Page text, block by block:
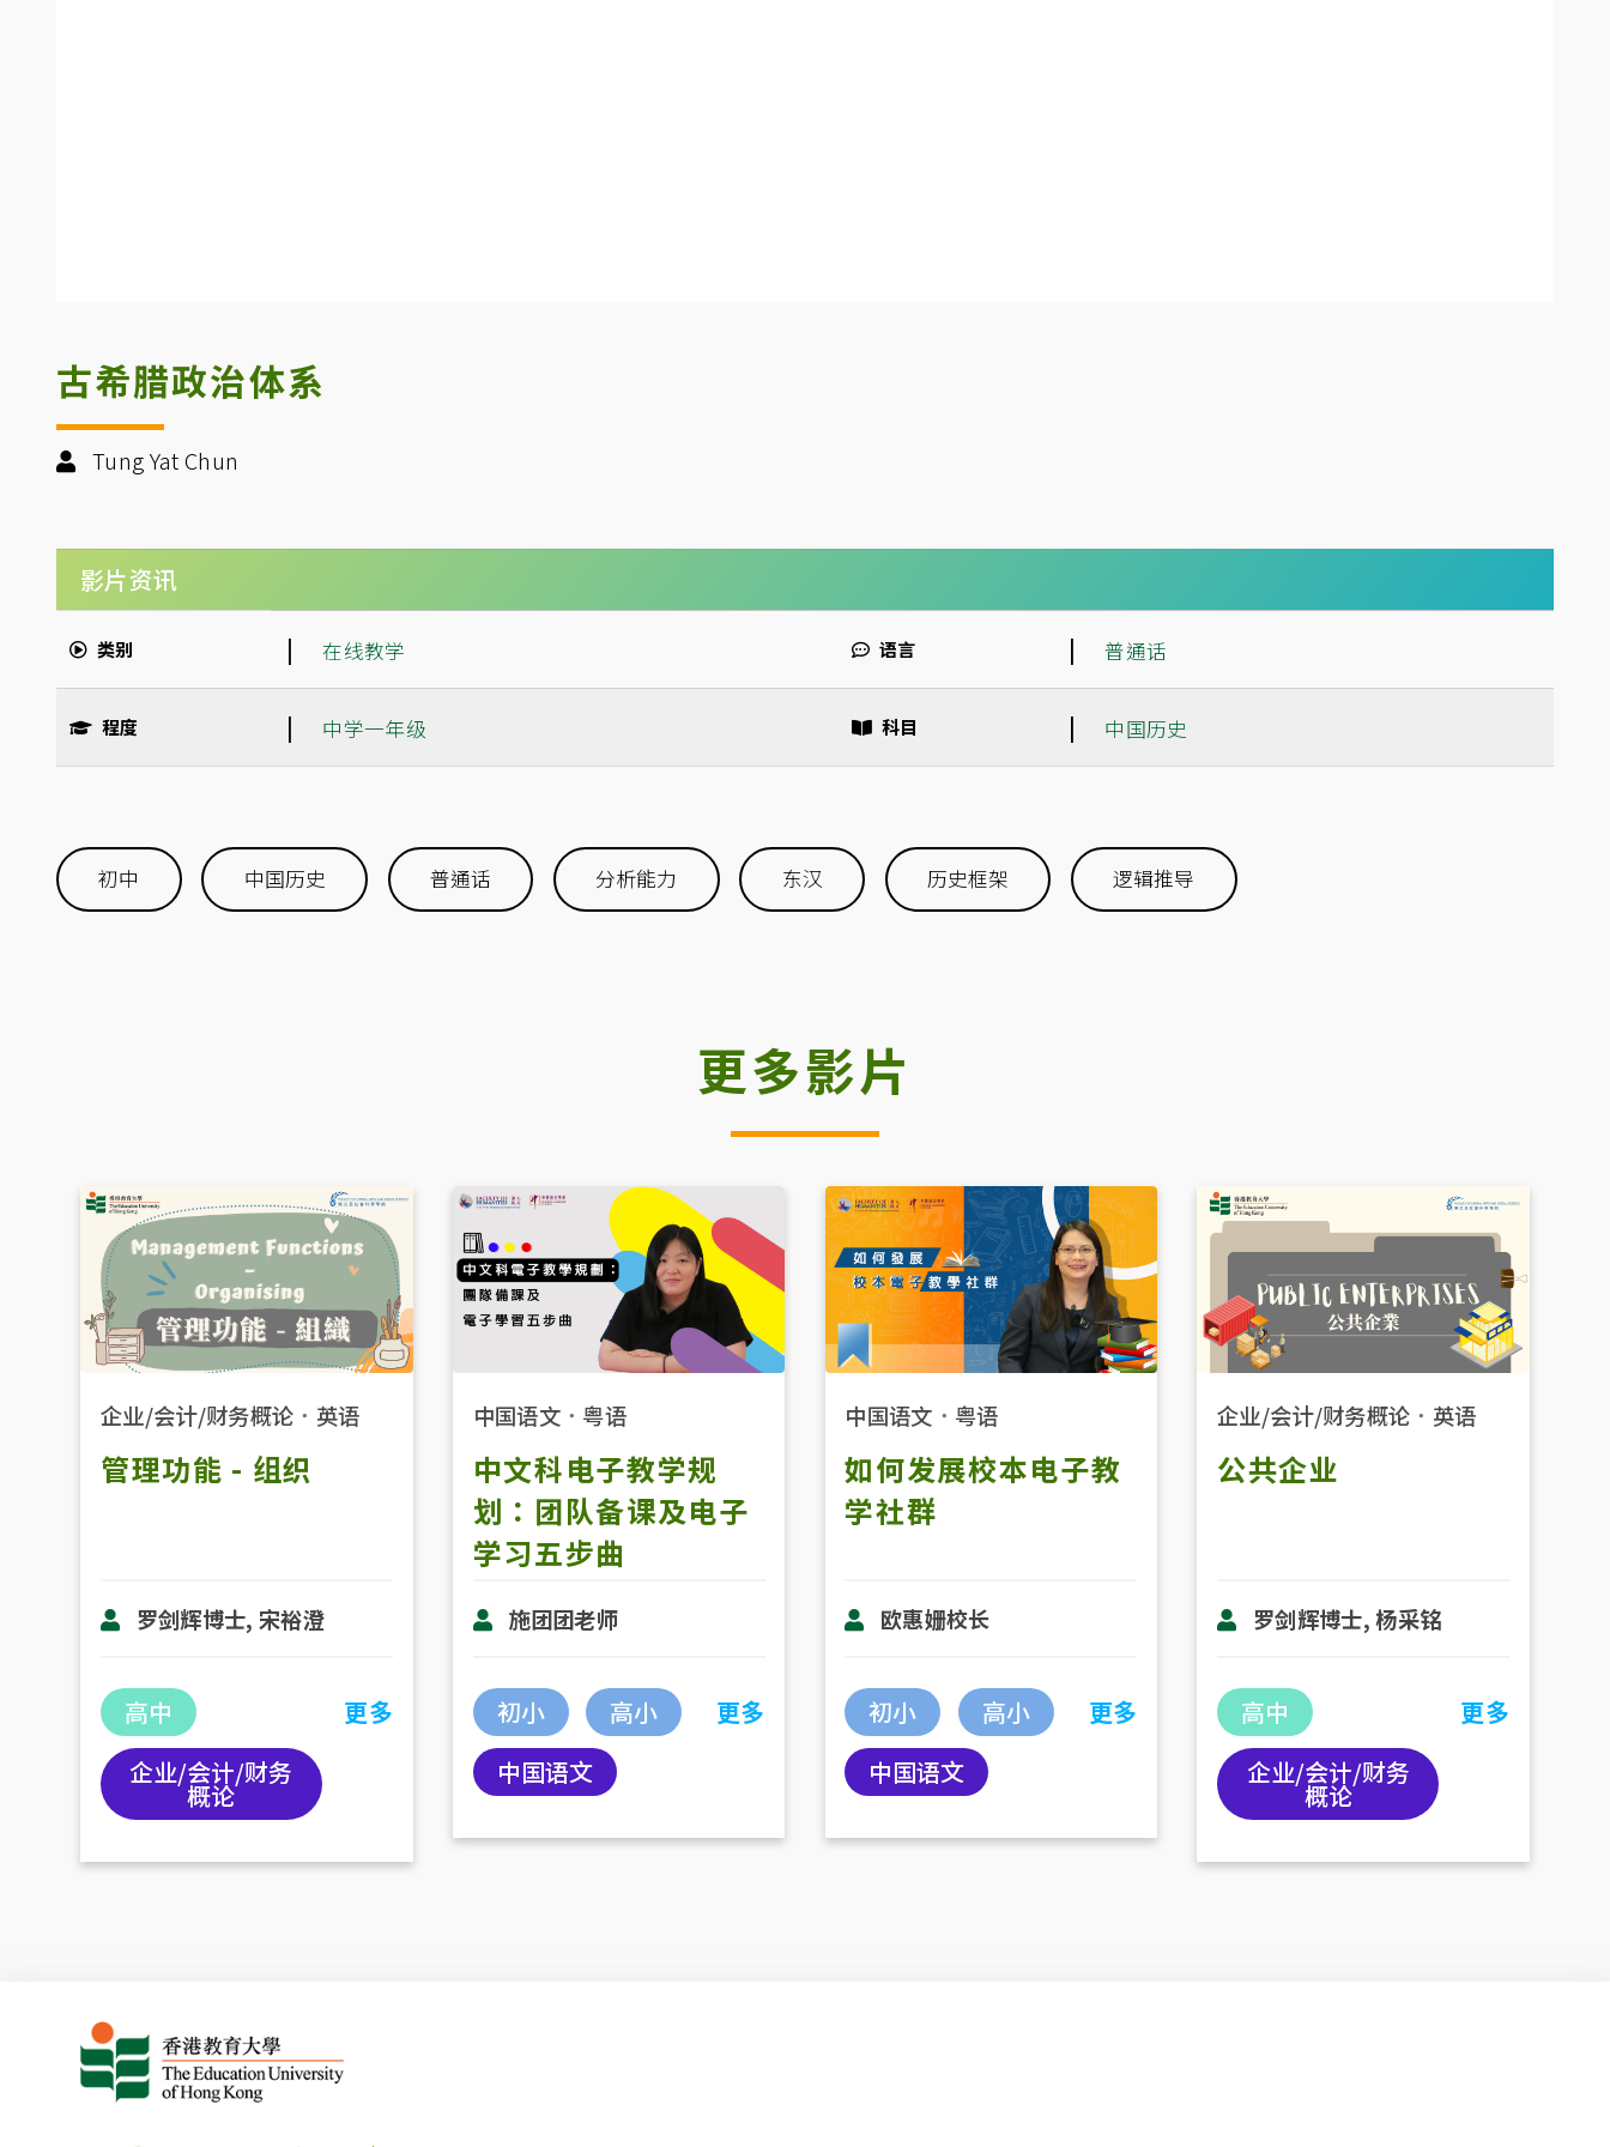
古希腊政治体系
Tung Yat Chun
影片资讯
类别 | 在线教学 语言 | 普通话
程度 | 中学一年级 科目 | 中国历史
初中 中国历史 普通话 分析能力 东汉 历史框架 逻辑推导
更多影片
企业/会计/财务概论 ． 英语
管理功能 - 组织
罗剑辉博士, 宋裕澄
高中
企业/会计/财务
概论
更多
中国语文． 粤语
中文科电子教学规
划：团队备课及电子
学习五步曲
施团团老师
初小
高小
中国语文
更多
中国语文 ． 粤语
如何发展校本电子教
学社群
欧惠姗校长
初小
高小
中国语文
更多
企业/会计/财务概论 ． 英语
公共企业
罗剑辉博士, 杨采铭
高中
企业/会计/财务
概论
更多